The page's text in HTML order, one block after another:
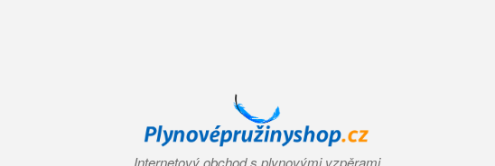
Internetový obchod s plynovými vzpěrami